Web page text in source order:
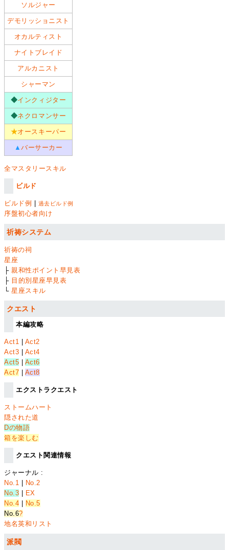
ソルジャー
デモリッショニスト
オカルティスト
ナイトブレイド
アルカニスト
シャーマン
◆インクィジター
◆ネクロマンサー
★オースキーパー
▲バーサーカー
全マスタリースキル
ビルド
ビルド例 過去ビルド例
序盤初心者向け
祈祷システム
祈祷の祠
星座
├親和性ポイント早見表
├ 目的別星座早見表
└星座スキル
クエスト
本編攻略
Act1
Act2
Act3
Act4
Act5
Act6
Act7
Act8
エクストラクエスト
ストームハート
隠された道
Dの物語
箱を楽しむ
クエスト関連情報
ジャーナル :
No.1
No.2
No.3
EX
No.4
No.5
No.6?
地名英和リスト
派閥